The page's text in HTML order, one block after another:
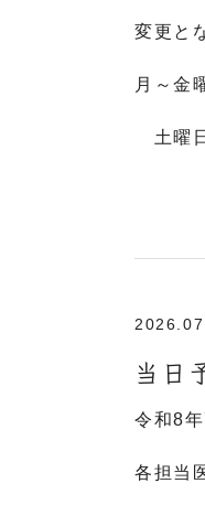
変更と
月～金
土曜
当日
令和8
各担当